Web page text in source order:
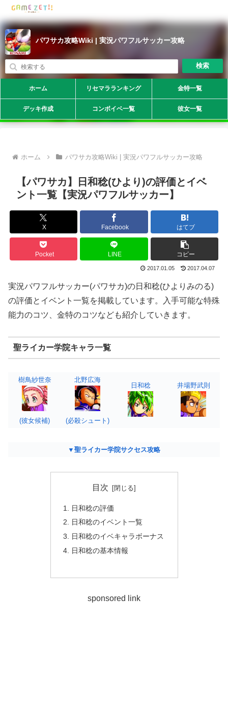
パワサカ攻略Wiki | 実況パワフルサッカー攻略
検索
ホーム リセマラランキング 金特一覧
デッキ作成 コンボイベ一覧 彼女一覧
ホーム パワサカ攻略Wiki | 実況パワフルサッカー攻略
【パワサカ】日和稔(ひより)の評価とイベ
ント一覧【実況パワフルサッカー】
X Facebook はてブ
Pocket LINE コピー
2017.01.05 2017.04.07
実況パワフルサッカー(パワサカ)の日和稔(ひよりみのる)
の評価とイベント一覧を掲載しています。入手可能な特殊
能力のコツ、金特のコツなども紹介していきます。
聖ライカー学院キャラ一覧
樹鳥紗世奈
(彼女候補)
北野広海
(必殺シュート)
日和稔 井場野武則
▼聖ライカー学院サクセス攻略
目次
日和稔の評価
日和稔のイベント一覧
日和稔のイベキャラボーナス
日和稔の基本情報
sponsored link